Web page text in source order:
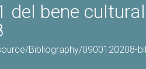
del bene
Bibliography/0900120208-